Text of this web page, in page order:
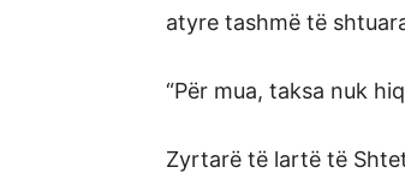
atyre tashmë të
“Për mua, taksa nuk
Zyrtarë të lartë të